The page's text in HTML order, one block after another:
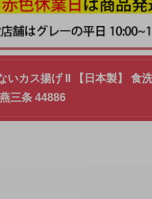
いカス揚げ II 【日本製】 食
三条 44886